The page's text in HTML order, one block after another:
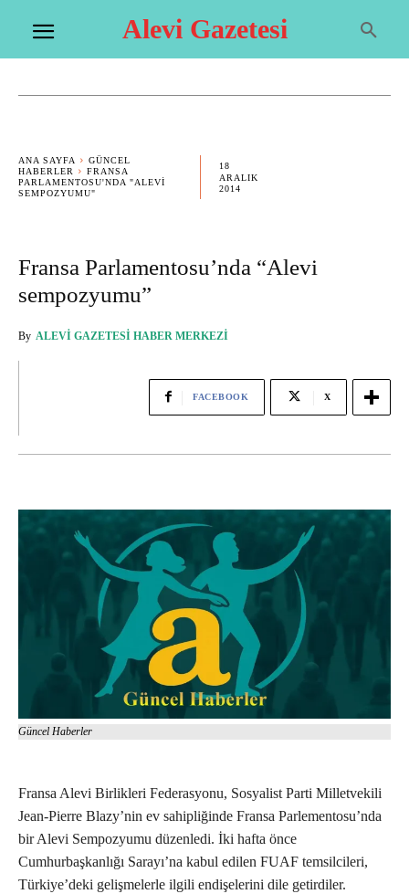
Alevi Gazetesi
ANA SAYFA
GÜNCEL
HABERLER
FRANSA
PARLAMENTOSU'NDA "ALEVI
SEMPOZYUMU"
18
ARALIK
2014
Fransa Parlamentosu’nda “Alevi
sempozyumu”
By ALEVI GAZETESI HABER MERKEZI
FACEBOOK X
Güncel Haberler
Fransa Alevi Birlikleri Federasyonu, Sosyalist Parti Milletvekili
Jean-Pierre Blazy’nin ev sahipliğinde Fransa Parlementosu’nda
bir Alevi Sempozyumu düzenledi. İki hafta önce
Cumhurbaşkanlığı Sarayı’na kabul edilen FUAF temsilcileri,
Türkiye’deki gelişmelerle ilgili endişelerini dile getirdiler.